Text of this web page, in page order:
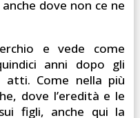
dove non ce ne
e vede come
anni dopo gli
atti. Come nella più
dove l’eredità e le
figli, anche qui la